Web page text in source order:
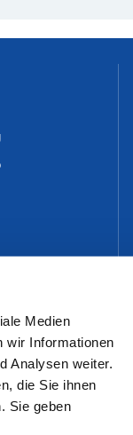
Medien
wir Informationen
Analysen weiter.
die Sie ihnen
Sie geben